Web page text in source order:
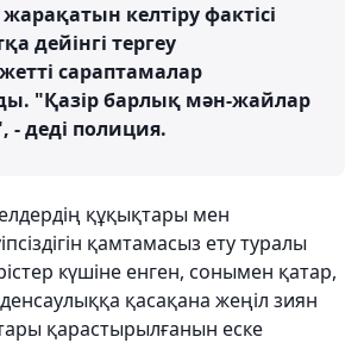
келтіру фактісі
дейінгі тергеу
сараптамалар
"Қазір барлық мән-жайлар
- деді полиция.
құқықтары мен
қамтамасыз ету туралы
күшіне енген, сонымен қатар,
қасақана жеңіл зиян
қарастырылғанын еске